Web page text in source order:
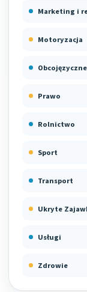
Marketing i
Motoryzacja
Obcojęzyczne
Prawo
Rolnictwo
Sport
Transport
Ukryte
Usługi
Zdrowie